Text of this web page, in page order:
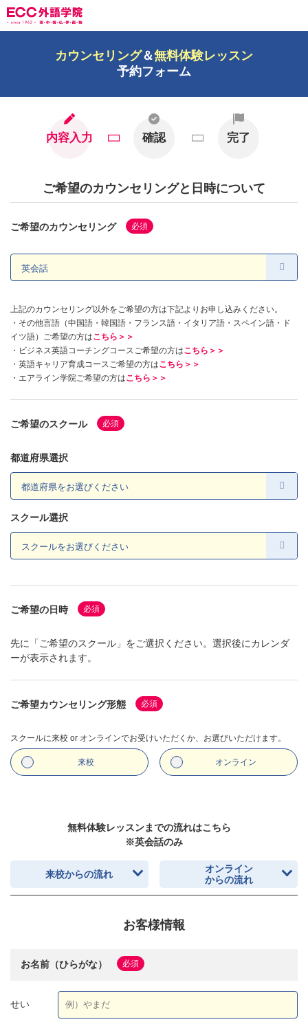
カウンセリング＆無料体験レッスン
予約フォーム
内容入力 確認 完了
ご希望のカウンセリングと日時について
ご希望のカウンセリング 必須
・その他言語（中国語・韓国語・フランス語・イタリア語・スペイン語・ド
イツ語）ご希望の方は こちら＞＞
・ビジネス英語コーチングコースご希望の方は
・英語キャリア育成コースご希望の方はこちら＞＞
・エアライン学院ご希望の方はこちら＞＞
上記のカウンセリング以外をご希望の方は下記よりお申し込みください。
・その他言語（中国語・韓国語・フランス語・イタリア語・スペイン語・ド
イツ語）ご希望の方はこちら＞＞
・ビジネス英語コーチングコースご希望の方はこちら＞＞
・英語キャリア育成コースご希望の方はこちら＞＞
・エアライン学院ご希望の方はこちら＞＞
ご希望のスクール 必須
都道府県選択
スクール選択
ご希望の日時 必須
先に「ご希望のスクール」をご選択ください。選択後にカレンダ
ーが表示されます。
ご希望カウンセリング形態 必須
スクールに来校 or オンラインでお受けいただくか、お選びいただけます。
来校 オンライン
無料体験レッスンまでの流れはこちら
※英会話のみ
来校からの流れ
オンライン
からの流れ
お客様情報
お名前（ひらがな） 必須
せい